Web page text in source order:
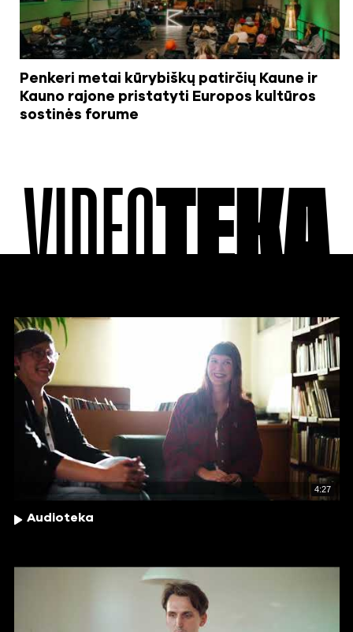
Penkeri metai kūrybiškų patirčių Kaune ir
Kauno rajone pristatyti Europos kultūros
sostinės forume
VIDEOTEKA
4:27
Audioteka